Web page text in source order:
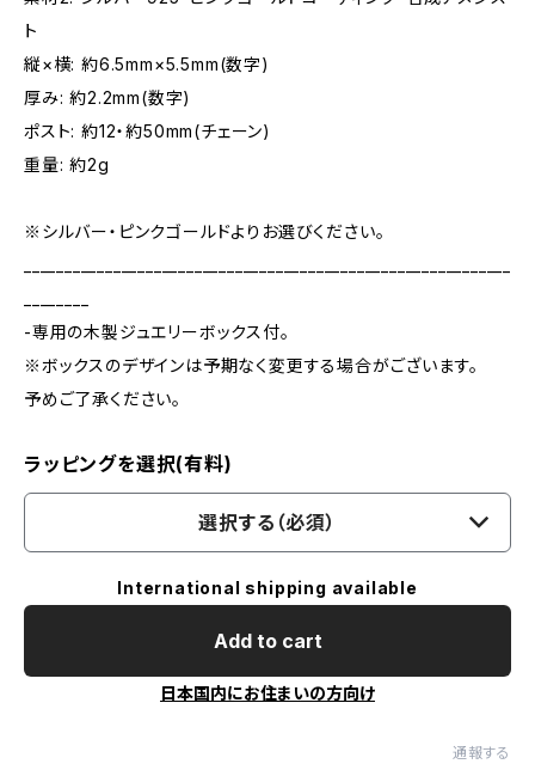
ト
縦×横: 約6.5mm×5.5mm(数字)
厚み: 約2.2mm(数字)
ポスト: 約12・約50mm(チェーン)
重量: 約2g
※シルバー・ピンクゴールドよりお選びください。
-専用の木製ジュエリーボックス付。
※ボックスのデザインは予期なく変更する場合がございます。
予めご了承ください。
ラッピングを選択(有料)
選択する（必須）
International shipping available
Add to cart
日本国内にお住まいの方向け
通報する